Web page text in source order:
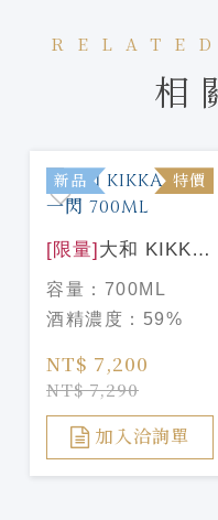
相
新品 特價
[限量] 大和 KIKKA
GIN 一閃 700ML
容量： 700ML
酒精濃度： 59%
NT$ 7,200
NT$ 7,290
加入洽詢單